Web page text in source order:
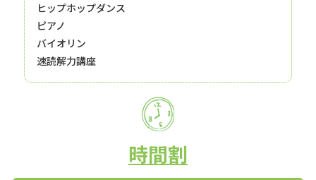
ヒップホップダンス
ピアノ
バイオリン
速読解力講座
時間割